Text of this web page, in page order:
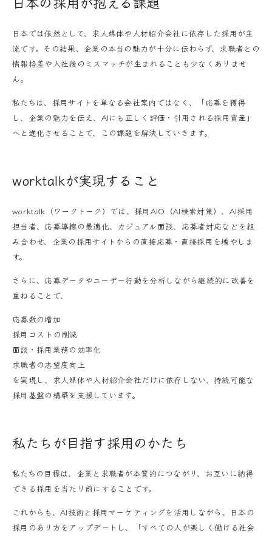
日本では依然として、求人媒体や人材紹介会社に依存した採用が主
流です。その結果、企業の本当の魅力が十分に伝わらず、求職者との
情報格差や入社後のミスマッチが生まれることも少なくありませ
ん。
私たちは、採用サイトを単なる会社案内ではなく、「応募を獲得
し、企業の魅力を伝え、AIにも正しく評価・引用される採用資産」
へと進化させることで、この課題を解決していきます。
worktalkが実現すること
worktalk（ワークトーク）では、採用AIO（AI検索対策）、AI採用
担当者、応募導線の最適化、カジュアル面談、応募者対応などを組
み合わせ、企業の採用サイトからの直接応募・直接採用を増やしま
す。
さらに、応募データやユーザー行動を分析しながら継続的に改善を
重ねることで、
応募数の増加
採用コストの削減
面談・採用業務の効率化
求職者の志望度向上
を実現し、求人媒体や人材紹介会社だけに依存しない、持続可能な
採用基盤の構築を支援しています。
私たちが目指す採用のかたち
私たちの目標は、企業と求職者が本質的につながり、お互いに納得
できる採用を当たり前にすることです。
これからも、AI技術と採用マーケティングを活用しながら、日本の
採用のあり方をアップデートし、「すべての人が楽しく働ける社会